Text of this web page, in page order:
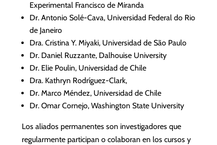
Experimental Francisco de Miranda
Dr. Antonio Solé-Cava, Universidad Federal do Rio
de Janeiro
Dra. Cristina Y. Miyaki, Universidad de São Paulo
Dr. Daniel Ruzzante, Dalhouise University
Dr. Elie Poulin, Universidad de Chile
Dra. Kathryn Rodríguez-Clark,
Dr. Marco Méndez, Universidad de Chile
Dr. Omar Cornejo, Washington State University
Los aliados permanentes son investigadores que
regularmente participan o colaboran en los cursos y